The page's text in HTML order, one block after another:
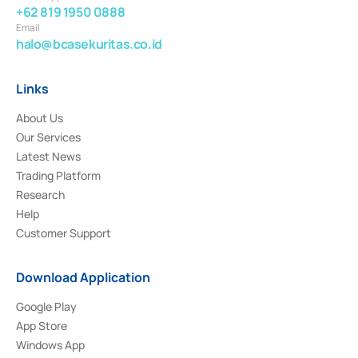
+62 819 1950 0888
Email
halo@bcasekuritas.co.id
Links
About Us
Our Services
Latest News
Trading Platform
Research
Help
Customer Support
Download Application
Google Play
App Store
Windows App